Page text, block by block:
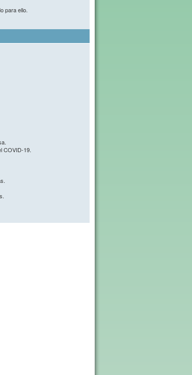
para ello.
COVID-19.